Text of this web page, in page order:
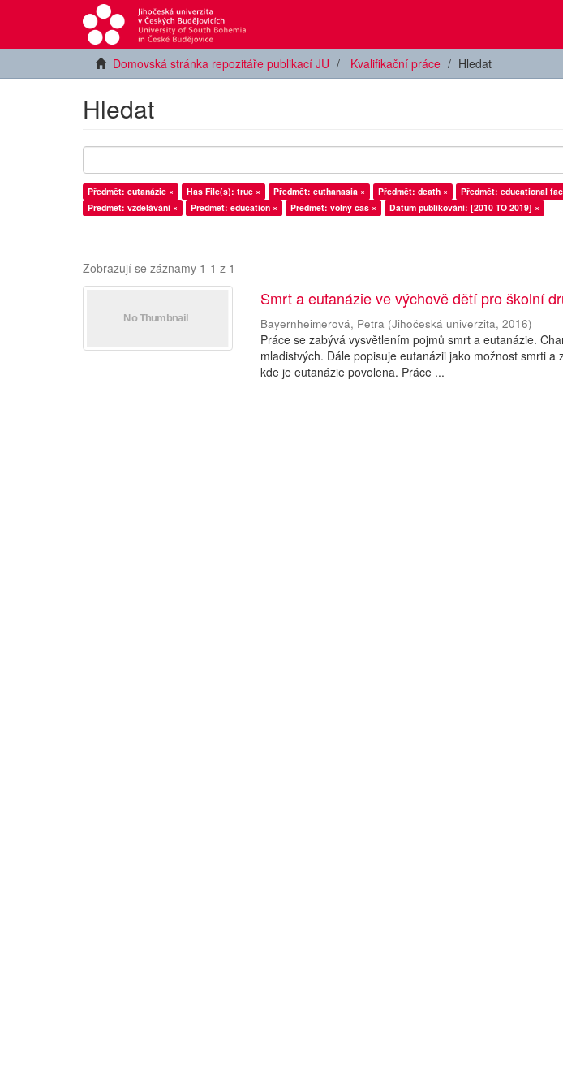
Domovská stránka repozitáře publikací JU Kvalifikační práce Hledat
Hledat
Předmět: eutanázie × Has File(s): true × Předmět: euthanasia × Předmět: death × Předmět: educational
Předmět: vzdělávání ×
Předmět: education × Předmět: volný čas × Datum publikování: [2010 TO 2019] ×
Zobrazují se záznamy 1-1 z 1
Smrt a eutanázie ve výchově dětí pro školní
Bayernheimerová, Petra (Jihočeská univerzita,2016)
Práce se zabývá vysvětlením pojmů smrt a eutanázie.
mladistvých. Dále popisuje eutanázii jako možnost smrti
kde je eutanázie povolena. Práce ...